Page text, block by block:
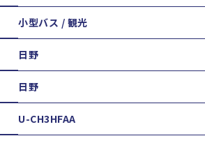
小型バス / 観光
日野
日野
U-CH3HFAA